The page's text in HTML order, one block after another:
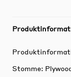
Stomme: